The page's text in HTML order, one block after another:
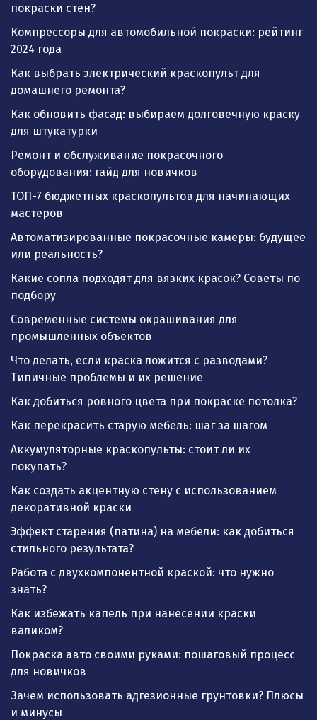
покраски стен?
Компрессоры для автомобильной покраски: рейтинг
2024 года
Как выбрать электрический краскопульт для
домашнего ремонта?
Как обновить фасад: выбираем долговечную краску
для штукатурки
Ремонт и обслуживание покрасочного
оборудования: гайд для новичков
ТОП-7 бюджетных краскопультов для начинающих
мастеров
Автоматизированные покрасочные камеры: будущее
или реальность?
Какие сопла подходят для вязких красок? Советы по
подбору
Современные системы окрашивания для
промышленных объектов
Что делать, если краска ложится с разводами?
Типичные проблемы и их решение
Как добиться ровного цвета при покраске потолка?
Как перекрасить старую мебель: шаг за шагом
Аккумуляторные краскопульты: стоит ли их
покупать?
Как создать акцентную стену с использованием
декоративной краски
Эффект старения (патина) на мебели: как добиться
стильного результата?
Работа с двухкомпонентной краской: что нужно
знать?
Как избежать капель при нанесении краски
валиком?
Покраска авто своими руками: пошаговый процесс
для новичков
Зачем использовать адгезионные грунтовки? Плюсы
и минусы